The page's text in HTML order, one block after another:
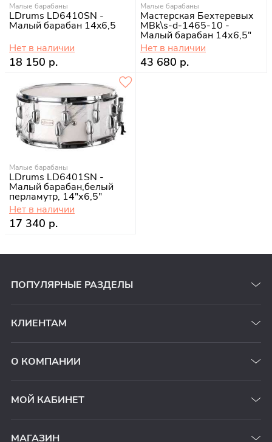
Малые барабаны
LDrums LD6410SN -
Малый барабан 14x6,5
Нет в наличии
18 150 р.
Малые барабаны
Мастерская Бехтеревых
MBk\s-d-1465-10 -
Малый барабан 14х6,5"
Нет в наличии
43 680 р.
Малые барабаны
LDrums LD6401SN -
Малый барабан,белый
перламутр, 14"х6,5"
Нет в наличии
17 340 р.
ПОПУЛЯРНЫЕ РАЗДЕЛЫ
КЛИЕНТАМ
О КОМПАНИИ
МОЙ КАБИНЕТ
МАГАЗИН